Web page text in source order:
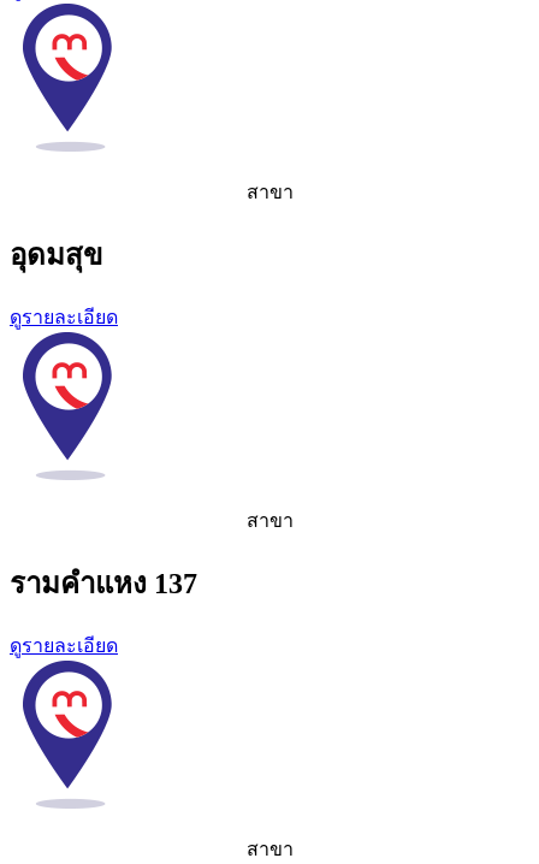
สาขา
อุดมสุข​
ดูรายละเอียด
สาขา
รามคำแหง 137
ดูรายละเอียด
สาขา